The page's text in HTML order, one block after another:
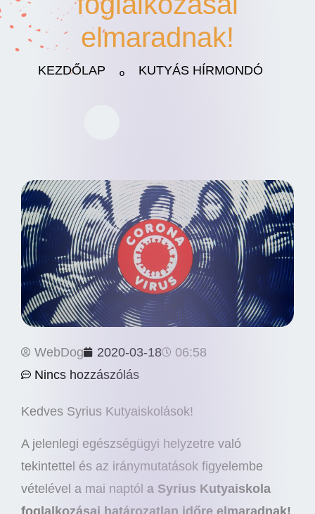
elmaradnak!
KEZDŐLAP º KUTYÁS HÍRMONDÓ
WebDog 2020-03-18
06:58
Nincs hozzászólás
Kedves Syrius Kutyaiskolások!
A jelenlegi egészségügyi helyzetre való
tekintettel és az iránymutatások figyelembe
vételével a mai naptól a Syrius Kutyaiskola